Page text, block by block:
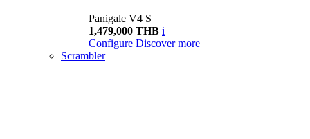
Panigale V4 S
1,479,000 THB i
Configure Discover more
Scrambler